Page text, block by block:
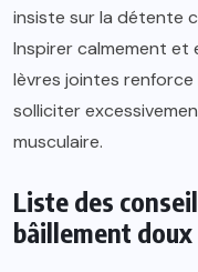
insiste sur la détente
Inspirer calmement et
lèvres jointes
solliciter
musculaire.
Liste des
bâillement doux